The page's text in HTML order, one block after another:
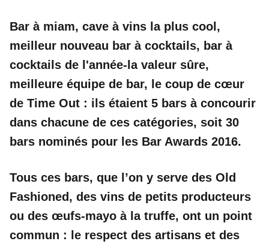
Bar à miam, cave à vins la plus cool,
meilleur nouveau bar à cocktails, bar à
cocktails de l'année-la valeur sûre,
meilleure équipe de bar, le coup de cœur
de Time Out : ils étaient 5 bars à concourir
dans chacune de ces catégories, soit 30
bars nominés pour les Bar Awards 2016.
Tous ces bars, que l’on y serve des Old
Fashioned, des vins de petits producteurs
ou des œufs-mayo à la truffe, ont un point
commun : le respect des artisans et des